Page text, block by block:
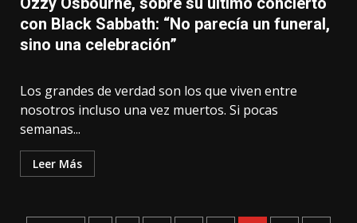
con Black Sabbath: “No parecía un funeral,
sino una celebración”
Los grandes de verdad son los que viven entre
nosotros incluso una vez muertos. Si pocas
semanas...
Leer Más